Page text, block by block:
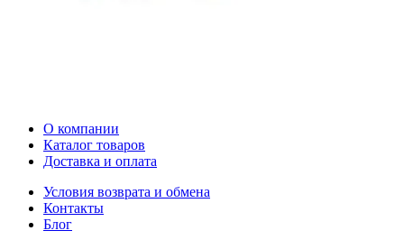
О компании
Каталог товаров
Доставка и оплата
Условия возврата и обмена
Контакты
Блог